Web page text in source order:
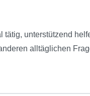
unterstützend
alltäglichen